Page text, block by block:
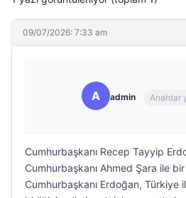
09/07/2026: 7:33 am
A admin Anahtar
Cumhurbaşkanı Recep Tayyip
Cumhurbaşkanı Ahmed Şara ile
Cumhurbaşkanı Erdoğan, Türkiye